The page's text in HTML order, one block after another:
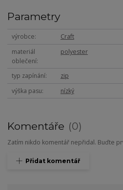
Parametry
výrobce
Craft
materiál
oblečení
polyester
typ zapínání
zip
výška pasu
nízký
Komentáře 0
Zatím nikdo komentář nepřidal. Buďte
Přidat komentář